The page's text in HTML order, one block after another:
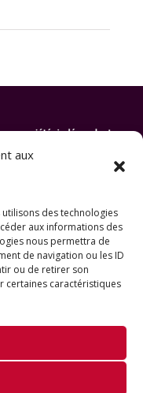
aux
des technologies
aux informations des
nous permettra de
de navigation ou les ID
ou de retirer son
certaines caractéristiques